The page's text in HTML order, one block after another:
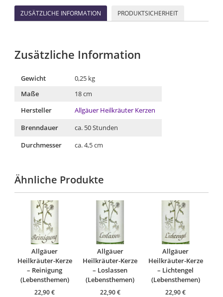
ZUSÄTZLICHE INFORMATION PRODUKTSICHERHEIT
Zusätzliche Information
Gewicht
0,25 kg
Maße
18 cm
Hersteller
Allgäuer Heilkräuter Kerzen
Brenndauer
ca. 50 Stunden
Durchmesser
ca. 4,5 cm
Ähnliche Produkte
Allgäuer
Heilkräuter-Kerze
– Reinigung
(Lebensthemen)
22,90€
Allgäuer
Heilkräuter-Kerze
– Loslassen
(Lebensthemen)
22,90€
Allgäuer
Heilkräuter-Kerze
– Lichtengel
(Lebensthemen)
22,90€